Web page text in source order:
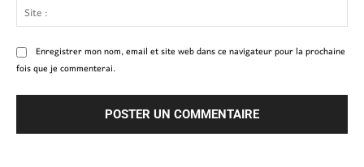
:
Enregistrer mon nom, email et site web dans ce navigateur pour la prochaine
fois que je commenterai.